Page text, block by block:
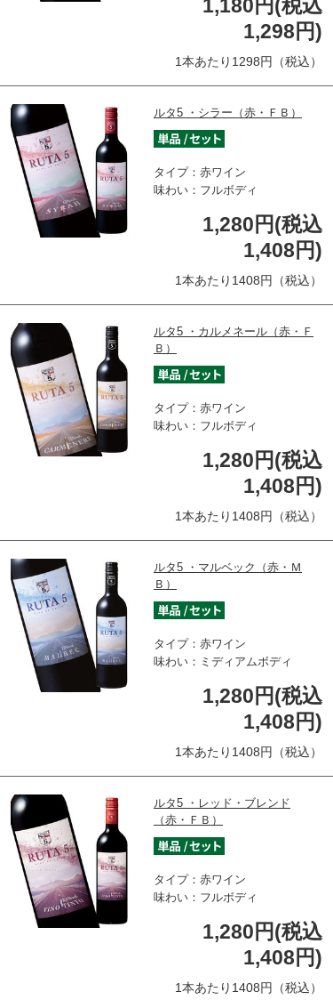
1,180円(税込
1,298円)
1本あたり1298円（税込）
ルタ5 ・シラー（赤・ＦＢ）
タイプ：赤ワイン
味わい：フルボディ
1,280円(税込
1,408円)
1本あたり1408円（税込）
ルタ5 ・カルメネール（赤・Ｆ
Ｂ）
タイプ：赤ワイン
味わい：フルボディ
1,280円(税込
1,408円)
1本あたり1408円（税込）
ルタ5 ・マルベック（赤・Ｍ
Ｂ）
タイプ：赤ワイン
味わい：ミディアムボディ
1,280円(税込
1,408円)
1本あたり1408円（税込）
ルタ5 ・レッド・ブレンド
（赤・ＦＢ）
タイプ：赤ワイン
味わい：フルボディ
1,280円(税込
1,408円)
1本あたり1408円（税込）